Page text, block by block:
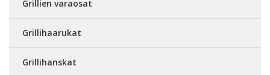
Grillien varaosat
Grillihaarukat
Grillihanskat